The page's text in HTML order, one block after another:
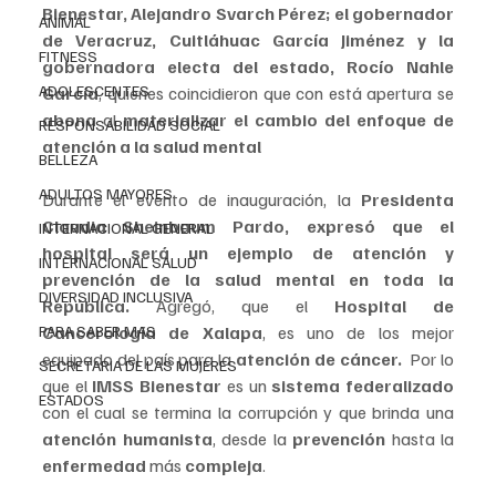
ANIMAL
FITNESS
ADOLESCENTES
RESPONSABILIDAD SOCIAL
BELLEZA
ADULTOS MAYORES
INTERNACIONAL GENERAL
INTERNACIONAL SALUD
DIVERSIDAD INCLUSIVA
PARA SABER MAS
SECRETARIA DE LAS MUJERES
ESTADOS
Bienestar, Alejandro Svarch Pérez; el gobernador
de Veracruz, Cuitláhuac García Jiménez y la
gobernadora electa del estado, Rocío Nahle
García
abona al materializar el cambio del enfoque de
atención a la salud mental
Durante el evento de inauguración, la Presidenta
Claudia Sheinbaum Pardo, expresó que el
hospital será un ejemplo de atención y
prevención de la salud mental en toda la
República. Agregó, que el Hospital de
Cancerología de Xalapa, es uno de los mejor
equipado del país para la atención de cáncer. Por lo
que el IMSS Bienestar es un
con el cual se termina la corrupción y que brinda una
atención humanista, desde la prevención
enfermedad más compleja.